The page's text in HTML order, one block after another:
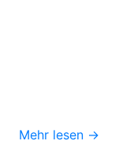
Mehr lesen →